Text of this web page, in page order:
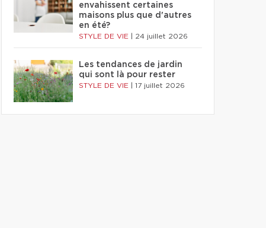
envahissent certaines
maisons plus que d'autres
en été?
STYLE DE VIE 24 juillet 2026
Les tendances de jardin
qui sont là pour rester
STYLE DE VIE 17 juillet 2026